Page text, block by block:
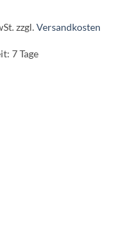
zzgl.Versandkosten
7 Tage